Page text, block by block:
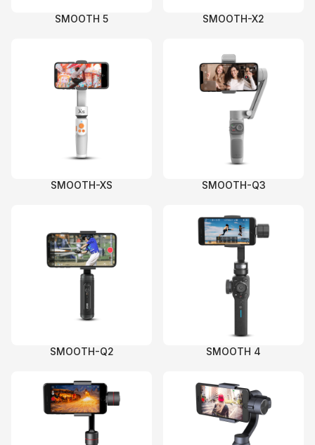
SMOOTH 5 SMOOTH-X2
SMOOTH-XS SMOOTH-Q3
SMOOTH-Q2 SMOOTH 4